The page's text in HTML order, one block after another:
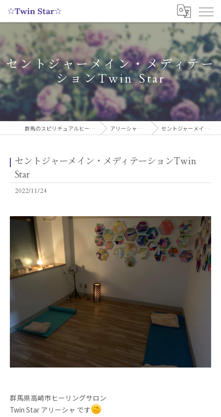
セントジャーメイン・メディテー
ションTwin Star
群馬のスピリチュアルヒーリングサロンなら実績多数の☆Twin Star☆ アリーシャのスピリチュアルブログ セントジャーメイン・メディテーションTwin Star
セントジャーメイン・メディテーションTwin
Star
2022/11/24
群馬県高崎市ヒーリングサロン
Twin Star アリーシャ です